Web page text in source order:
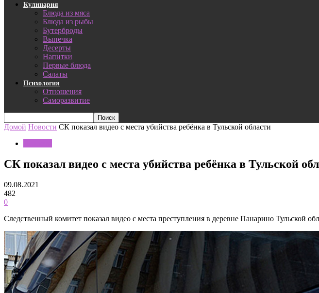
Кулинария
Блюда из мяса
Блюда из рыбы
Бутерброды
Выпечка
Десерты
Напитки
Первые блюда
Салаты
Психология
Отношения
Саморазвитие
Домой Новости СК показал видео с места убийства ребёнка в Тульской области
СК показал видео с места убийства ребёнка в Тульской
09.08.2021
482
0
Следственный комитет показал видео с места преступления в деревне Панарино Тульской